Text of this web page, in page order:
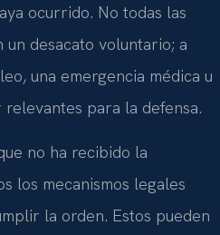
ocurrido. No todas las
desacato voluntario; a
una emergencia médica u
para la defensa.
no ha recibido la
los mecanismos legales
la orden. Estos pueden